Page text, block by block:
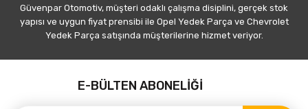
Güvenpar Otomotiv, müşteri odaklı çalışma disiplini, gerçek stok
yapısı ve uygun fiyat prensibi ile Opel Yedek Parça ve Chevrolet
Yedek Parça satışında müşterilerine hizmet veriyor.
E-BÜLTEN ABONELİĞİ